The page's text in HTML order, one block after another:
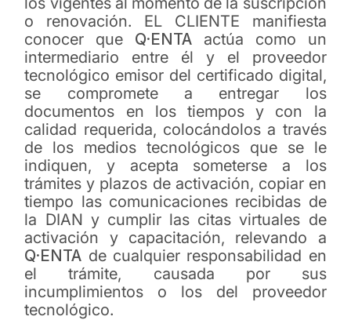
o renovación. EL CLIENTE manifiesta
conocer que Q·ENTA actúa como un
intermediario entre él y el proveedor
tecnológico emisor del certificado digital,
se compromete a entregar los
documentos en los tiempos y con la
calidad requerida, colocándolos a través
de los medios tecnológicos que se le
indiquen, y acepta someterse a los
trámites y plazos de activación, copiar en
tiempo las comunicaciones recibidas de
la DIAN y cumplir las citas virtuales de
activación y capacitación, relevando a
Q·ENTA de cualquier responsabilidad en
el trámite, causada por sus
incumplimientos o los del proveedor
tecnológico.